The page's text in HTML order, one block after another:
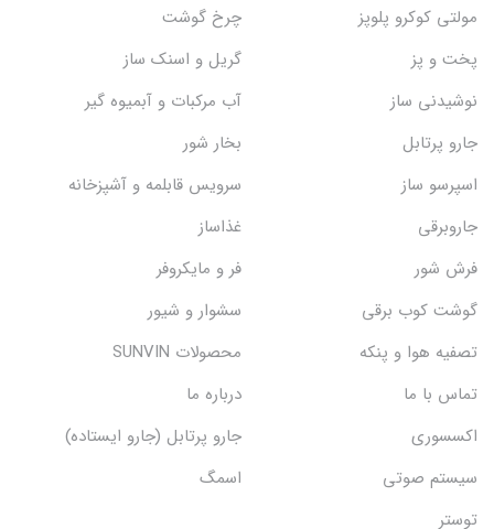
مولتی کوکرو پلوپز
چرخ گوشت
پخت و پز
گریل و اسنک‌ ساز
نوشیدنی ساز
آب مرکبات و آبمیوه گیر
جارو پرتابل
بخار شور
اسپرسو ساز
سرویس قابلمه و آشپزخانه
جاروبرقی
غذاساز
فرش شور
فر و مایکروفر
گوشت کوب برقی
سشوار و شیور
تصفیه هوا و پنکه
محصولات SUNVIN
تماس با ما
درباره ما
اکسسوری
جارو پرتابل (جارو ایستاده)
سیستم صوتی
اسمگ
توستر